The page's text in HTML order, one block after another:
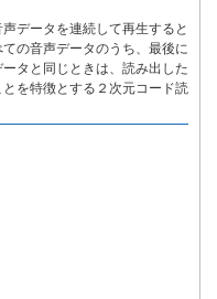
データを連続して再生すると
の音声データのうち、最後に
タと同じときは、読み出した
を特徴とする２次元コード読